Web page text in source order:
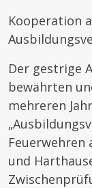
Kooperation
Der gestrige
bewährten
mehreren
Feuerwehren
und